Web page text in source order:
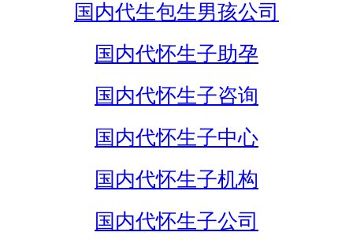
国内代生包生男孩公司
国内代怀生子助孕
国内代怀生子咨询
国内代怀生子中心
国内代怀生子机构
国内代怀生子公司